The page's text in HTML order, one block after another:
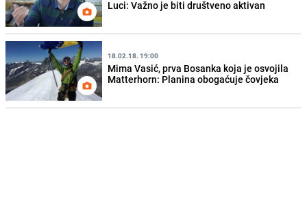
Luci: Važno je biti društveno aktivan
18.02.18. 19:00
Mima Vasić, prva Bosanka koja je osvojila
Matterhorn: Planina obogaćuje čovjeka